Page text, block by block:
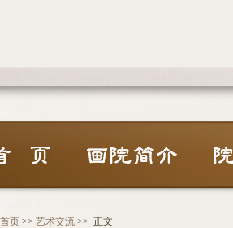
首页 >> 艺术交流 >> 正文